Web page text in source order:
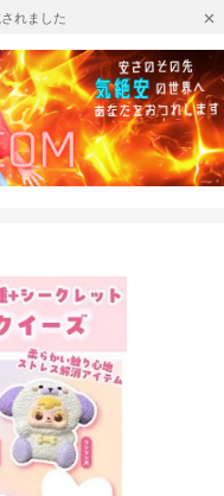
れました